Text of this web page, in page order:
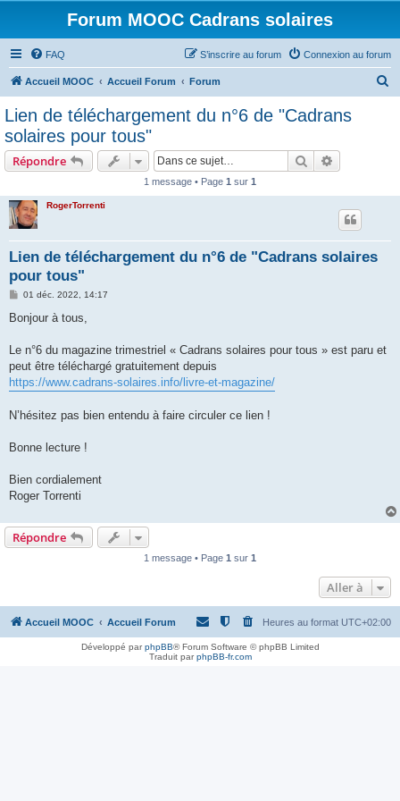
Forum MOOC Cadrans solaires
FAQ Connexion au forum
S’inscrire au forum
Accueil MOOC Accueil Forum Forum
Lien de téléchargement du n°6 de "Cadrans
solaires pour tous"
Répondre Rechercher
1 message • Page 1 sur 1
RogerTorrenti
Lien de téléchargement du n°6 de "Cadrans solaires
pour tous"
M
s
g
01 déc. 2022, 14:17
Bonjour à tous,
Le n°6 du magazine trimestriel « Cadrans solaires pour tous » est paru et
peut être téléchargé gratuitement depuis
https://www.cadrans-solaires.info/livre-et-magazine/
N’hésitez pas bien entendu à faire circuler ce lien !
Bonne lecture !
Bien cordialement
Roger Torrenti
Répondre
1 message • Page 1 sur 1
Aller à
Accueil MOOC Accueil Forum Heures au format UTC+02:00
Développé parphpBB® Forum Software © phpBB Limited
Traduit parphpBB-fr.com